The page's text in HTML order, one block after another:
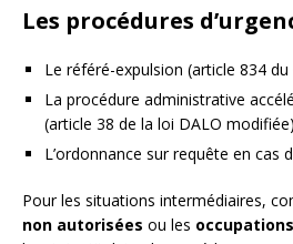
Les procédures
Le référé-expulsion (article 834
La procédure administrative
(article 38 de la loi DALO modifiée)
L’ordonnance sur requête en cas
Pour les situations intermédiaires,
non autorisées ou les